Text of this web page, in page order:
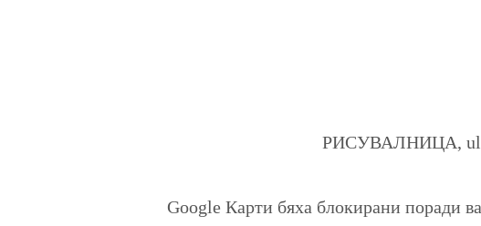
РИСУВАЛНИЦА, ul.
Google Карти бяха блокирани поради